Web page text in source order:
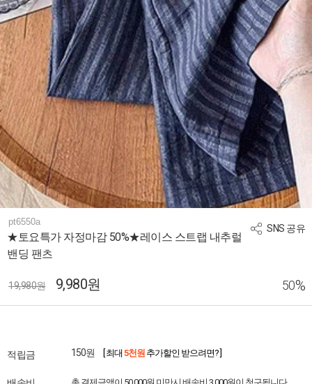
SNS 공유
pt6550a
★토요특가 자정마감 50%★레이스 스트랩 내추럴
밴딩 팬츠
19,980원 9,980원 50%
적립금 150원 [ 최대 5천원 추가할인 받으려면? ]